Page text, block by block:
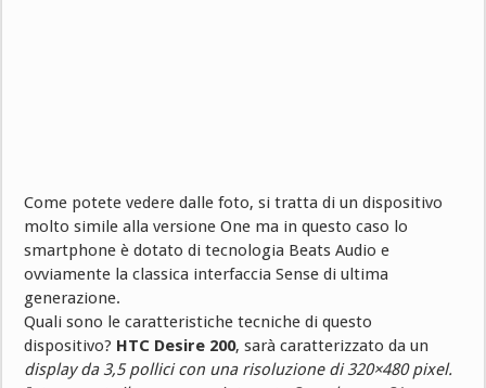
Come potete vedere dalle foto, si tratta di un dispositivo
molto simile alla versione One ma in questo caso lo
smartphone è dotato di tecnologia Beats Audio e
ovviamente la classica interfaccia Sense di ultima
generazione.
Quali sono le caratteristiche tecniche di questo
dispositivo? HTC Desire 200, sarà caratterizzato da un
display da 3,5 pollici con una risoluzione di 320×480 pixel.